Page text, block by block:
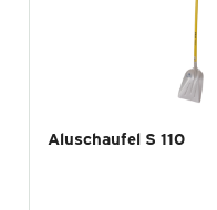
Aluschaufel S 110